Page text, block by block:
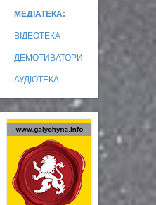
МЕДІАТЕКА:
ВІДЕОТЕКА
ДЕМОТИВАТОРИ
АУДІОТЕКА